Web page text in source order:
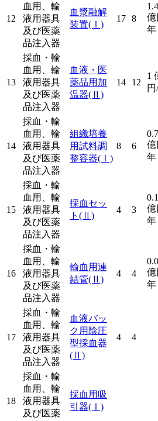
12
血用、輸
液用器具
及び医薬
品注入器
血漿融解
装置(Ⅰ)
17 8
億
年
13
採血・輸
血用、輸
液用器具
及び医薬
品注入器
血液・医
薬品用加
温器(Ⅱ)
14 12
1
14
採血・輸
血用、輸
液用器具
及び医薬
品注入器
組織培養
用試料調
整容器(Ⅰ)
8 6
億
年
15
採血・輸
血用、輸
液用器具
及び医薬
品注入器
採血セッ
ト (Ⅱ)
4 3
億
年
16
採血・輸
血用、輸
液用器具
及び医薬
品注入器
輸血用連
結管(Ⅱ)
4 4
億
年
17
採血・輸
血用、輸
液用器具
及び医薬
品注入器
血液バッ
ク用陰圧
型採血器
(Ⅱ)
4 4
18
採血・輸
血用、輸
液用器具
及び医薬
採血用吸
引器(Ⅰ)